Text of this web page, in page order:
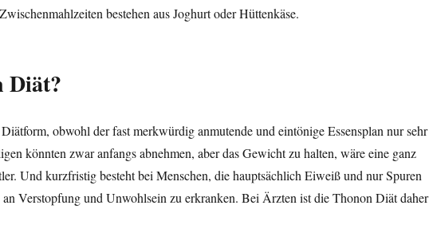
bestehen aus Joghurt oder Hüttenkäse.
Diät?
obwohl der fast merkwürdig anmutende und eintönige Essensplan nur sehr
könnten zwar anfangs abnehmen, aber das Gewicht zu halten, wäre eine ganz
Und kurzfristig besteht bei Menschen, die hauptsächlich Eiweiß und nur Spuren
Verstopfung und Unwohlsein zu erkranken. Bei Ärzten ist die Thonon Diät daher